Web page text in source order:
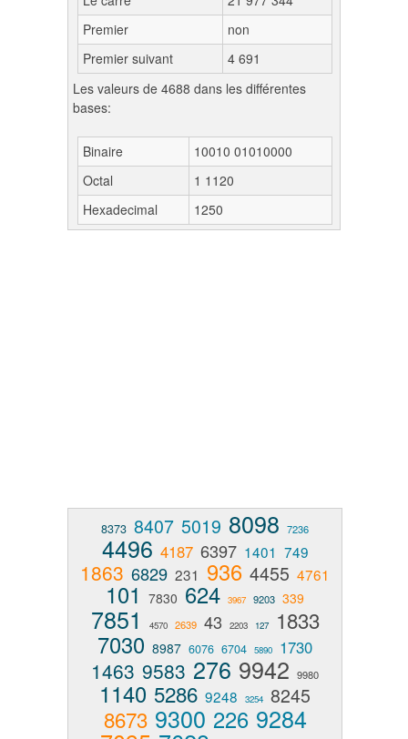
Premier
non
Premier suivant
4 691
Les valeurs de 4688 dans les différentes
bases:
Binaire
10010 01010000
Octal
1 1120
Hexadecimal
1250
8373 8407 5019 8098 7236
4496 4187 6397 1401 749
1863 6829 231 936 4455 4761
101 7830 624 3967 9203 339
7851 4570 2639 43 2203 127 1833
7030 8987 6076 6704 5890 1730
1463 9583 276 9942 9980
1140 5286 9248 3254 8245
8673 9300 226 9284